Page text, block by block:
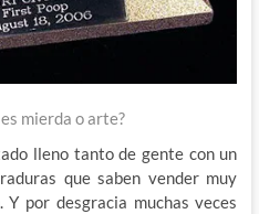
mierda o arte?
lleno tanto de gente con un
que saben vender muy
por desgracia muchas veces